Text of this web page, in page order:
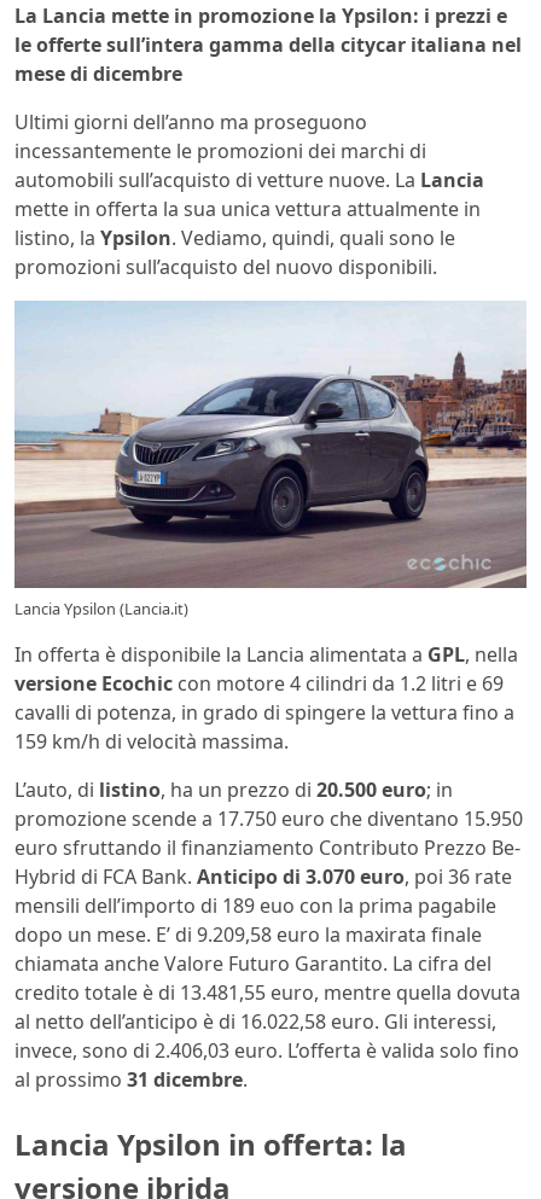
La Lancia mette in promozione la Ypsilon: i prezzi e
le offerte sull’intera gamma della citycar italiana nel
mese di dicembre
Ultimi giorni dell’anno ma proseguono
incessantemente le promozioni dei marchi di
automobili sull’acquisto di vetture nuove. La Lancia
mette in offerta la sua unica vettura attualmente in
listino, la Ypsilon. Vediamo, quindi, quali sono le
promozioni sull’acquisto del nuovo disponibili.
Lancia Ypsilon (Lancia.it)
In offerta è disponibile la Lancia alimentata a GPL, nella
versione Ecochic con motore 4 cilindri da 1.2 litri e 69
cavalli di potenza, in grado di spingere la vettura fino a
159 km/h di velocità massima.
L’auto, di listino, ha un prezzo di 20.500 euro; in
promozione scende a 17.750 euro che diventano 15.950
euro sfruttando il finanziamento Contributo Prezzo Be-
Hybrid di FCA Bank. Anticipo di 3.070 euro, poi 36 rate
mensili dell’importo di 189 euo con la prima pagabile
dopo un mese. E’ di 9.209,58 euro la maxirata finale
chiamata anche Valore Futuro Garantito. La cifra del
credito totale è di 13.481,55 euro, mentre quella dovuta
al netto dell’anticipo è di 16.022,58 euro. Gli interessi,
invece, sono di 2.406,03 euro. L’offerta è valida solo fino
al prossimo 31 dicembre.
Lancia Ypsilon in offerta: la
versione ibrida